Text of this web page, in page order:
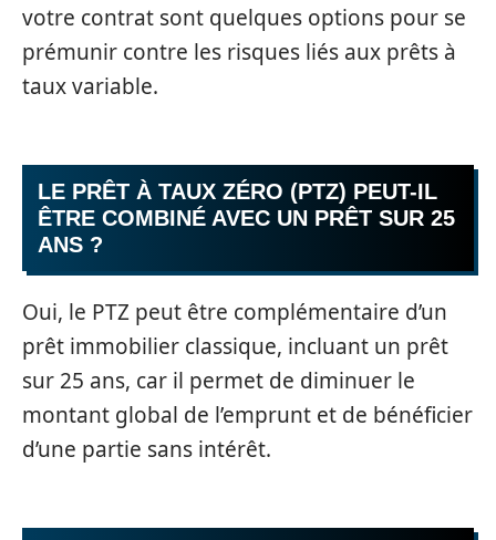
votre contrat sont quelques options pour se
prémunir contre les risques liés aux prêts à
taux variable.
LE PRÊT À TAUX ZÉRO (PTZ) PEUT-IL
ÊTRE COMBINÉ AVEC UN PRÊT SUR 25
ANS ?
Oui, le PTZ peut être complémentaire d’un
prêt immobilier classique, incluant un prêt
sur 25 ans, car il permet de diminuer le
montant global de l’emprunt et de bénéficier
d’une partie sans intérêt.